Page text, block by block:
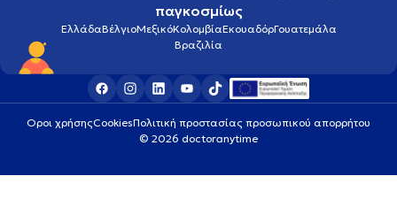
παγκοσμίως
ΕλλάδαΒέλγιοΜεξικόΚολομβίαΕκουαδόρΓουατεμάλα
Βραζιλία
Οροι χρήσηςCookiesΠολιτική προστασίας προσωπικού απορρήτου
© 2026 doctoranytime